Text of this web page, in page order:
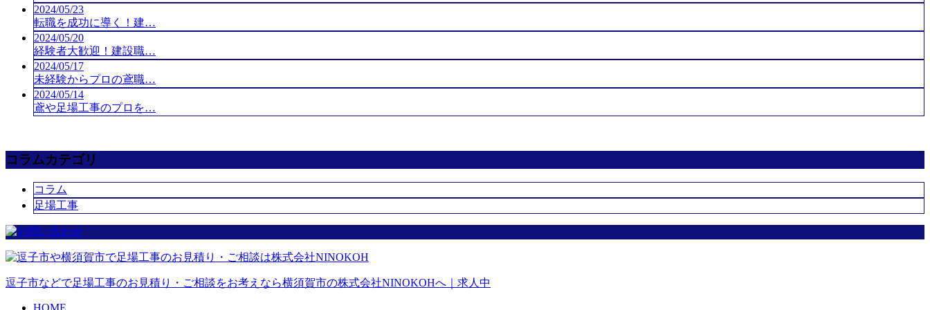
2024/05/23
転職を成功に導く！建…
2024/05/20
経験者大歓迎！建設職…
2024/05/17
未経験からプロの鳶職…
2024/05/14
鳶や足場工事のプロを…
コラムカテゴリ
コラム
足場工事
逗子市などで足場工事のお見積り・ご相談をお考えなら横須賀市の株式会社NINOKOHへ｜求人中
HOME